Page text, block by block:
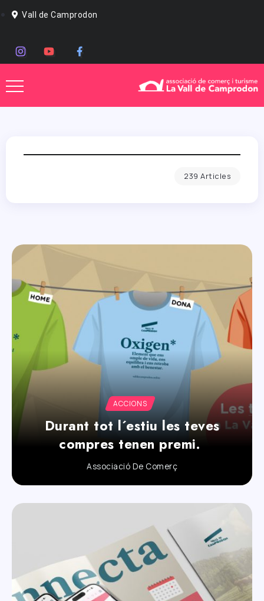
Vall de Camprodon
239 Articles
ACCIONS
Durant tot l´estiu les teves
compres tenen premi.
Associació De Comerç